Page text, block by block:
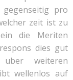
pro
zeit ist zu
die Meriten
dies gut
weiteren
wellenlos auf